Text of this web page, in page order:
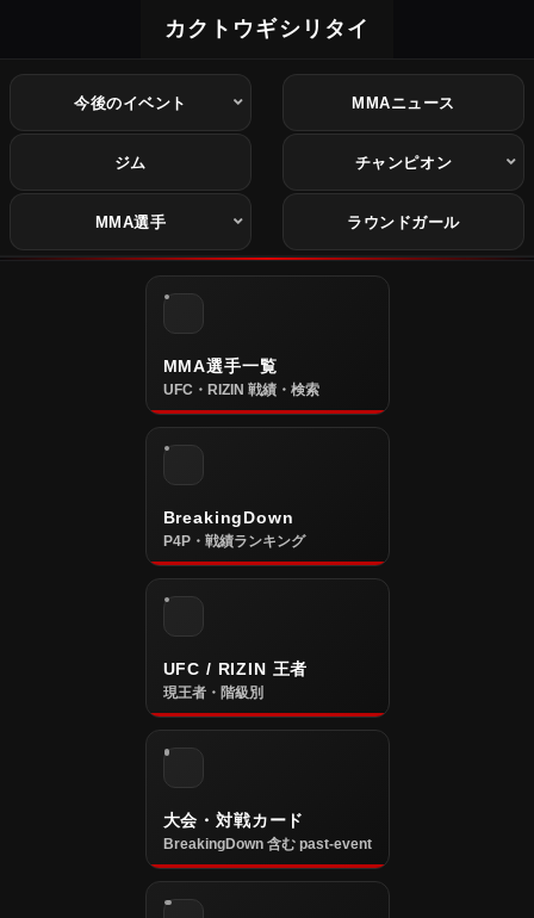
カクトウギシリタイ
今後のイベント MMAニュース
ジム チャンピオン
MMA選手 ラウンドガール
MMA選手一覧
UFC・RIZIN 戦績・検索
BreakingDown
P4P・戦績ランキング
UFC / RIZIN 王者
現王者・階級別
大会・対戦カード
BreakingDown 含む past-event